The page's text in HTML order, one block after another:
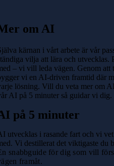
om AI
kärnan i vårt arbete är vår
vilja att lära och utvecklas.
– vi vill leda vägen. Genom att
vi en AI-driven framtid där
lösning. Vill du veta mer om
AI på 5 minuter så guidar vi dig.
på 5 minuter
utvecklas i rasande fart och vi
Vi destillerat det viktigaste du
snabbguide för dig som vill
framåt.